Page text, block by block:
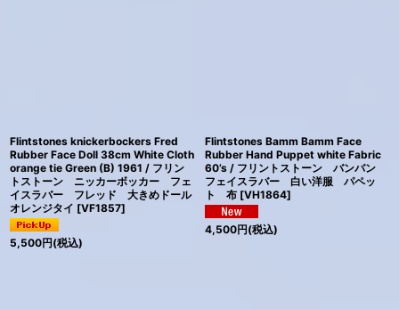
Flintstones knickerbockers Fred
Rubber Face Doll 38cm White Cloth
orange tie Green (B) 1961 / フリン
トストーン ニッカーボッカー フェ
イスラバー フレッド 大きめドール
オレンジタイ [VF1857]
5,500円(税込)
Flintstones Bamm Bamm Face
Rubber Hand Puppet white Fabric
60’s / フリントストーン バンバン
フェイスラバー 白い洋服 パペッ
ト 布 [VH1864]
4,500円(税込)